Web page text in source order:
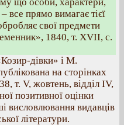
все прямо вимагає тієї
свої предмети
1840, т. XVII, с.
дівки» і М.
на сторінках
т. V, жовтень, відділ IV,
позитивної оцінки
висловлювання видавців
літератури.